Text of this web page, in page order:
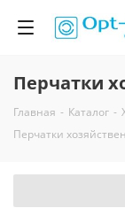
Перчатки
Главная - Каталог -
Перчатки